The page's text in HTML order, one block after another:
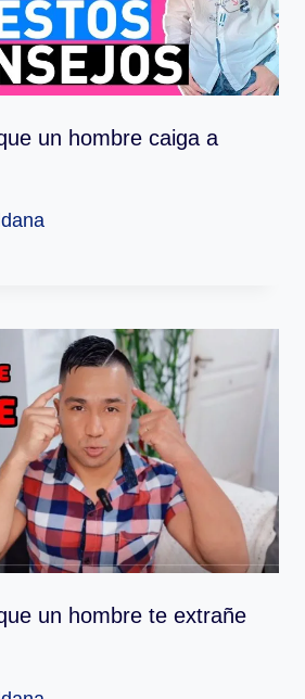
un hombre caiga a
un hombre te extrañe